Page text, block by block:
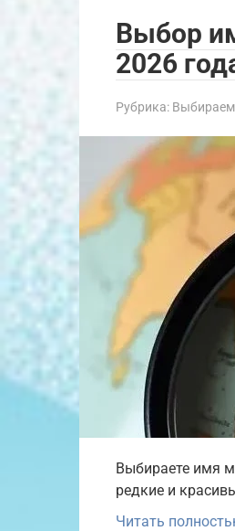
Выбор
2026
Рубрика:
Выбираете имя
редкие и
Читать